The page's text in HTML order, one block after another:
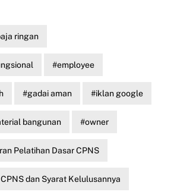
ringan
employee
gadai aman iklan google
bangunan owner
Pelatihan Dasar CPNS
dan Syarat Kelulusannya